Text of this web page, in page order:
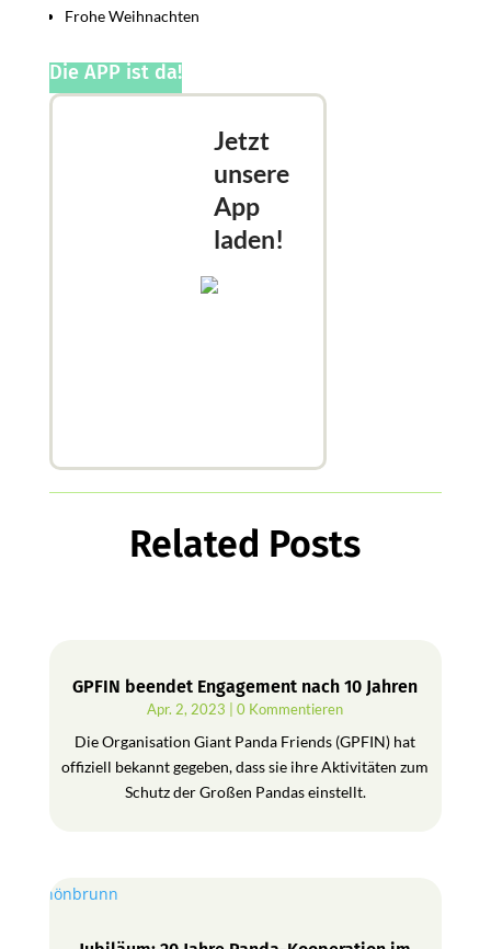
Frohe Weihnachten
Die APP ist da!
Jetzt
unsere
App
laden!
Related Posts
GPFIN beendet Engagement nach 10 Jahren
Apr. 2, 2023 | 0 Kommentieren
Die Organisation Giant Panda Friends (GPFIN) hat
offiziell bekannt gegeben, dass sie ihre Aktivitäten zum
Schutz der Großen Pandas einstellt.